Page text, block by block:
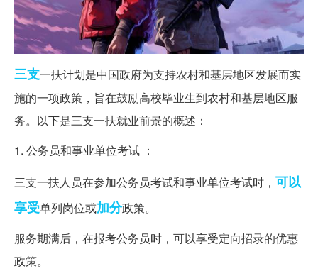
三支一扶计划是中国政府为支持农村和基层地区发展而实
施的一项政策，旨在鼓励高校毕业生到农村和基层地区服
务。以下是三支一扶就业前景的概述：
1. 公务员和事业单位考试 ：
三支一扶人员在参加公务员考试和事业单位考试时， 可以
享受单列岗位或加分政策。
服务期满后，在报考公务员时，可以享受定向招录的优惠
政策。